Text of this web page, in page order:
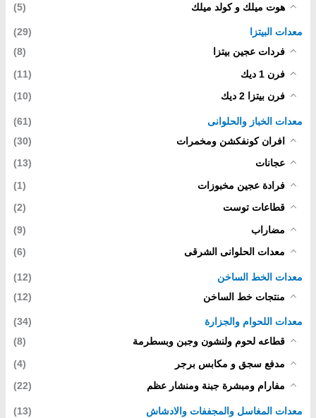
هوت ميلك و كولد ميلك
(5)
معدات البيتزا
(29)
فردات عجين بيتزا
(8)
فرن 1 ديك
(11)
فرن بيتزا 2 ديك
(10)
معدات الخباز والحلوانى
(61)
افران كونفكشن ومخمرات
(30)
عجانات
(13)
فرادة عجين مخبوزات
(1)
قطاعات توست
(2)
مضاراب
(9)
معدات الحلوانى الشرقى
(6)
معدات الخط الساخن
(12)
منتجات خط الساخن
(12)
معدات اللحوام والجزارة
(34)
قطاعه لحوم ولنشون وجبن وبسطرمة
(8)
مدفع سجق و مكابس برجر
(4)
مفارام ومبشرة جبنة ومنشار عظم
(22)
معدات المغاسل والمجففات والادشاش
(13)